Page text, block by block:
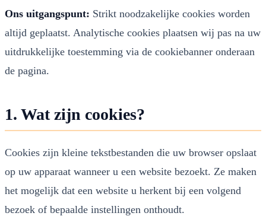
Ons uitgangspunt: Strikt noodzakelijke cookies worden
altijd geplaatst. Analytische cookies plaatsen wij pas na uw
uitdrukkelijke toestemming via de cookiebanner onderaan
de pagina.
1. Wat zijn cookies?
Cookies zijn kleine tekstbestanden die uw browser opslaat
op uw apparaat wanneer u een website bezoekt. Ze maken
het mogelijk dat een website u herkent bij een volgend
bezoek of bepaalde instellingen onthoudt.